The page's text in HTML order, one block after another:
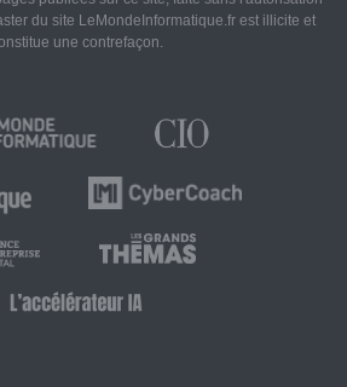
du site LeMondeInformatique.fr est illicite et
une contrefaçon.